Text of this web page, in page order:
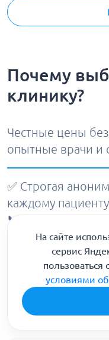
Почему
клинику?
Честные цены
опытные врачи и
✅ Строгая
каждому пациенту
📞
🚑
Ростове-на-Дону
На сайте
сервис
пользоваться
условиями